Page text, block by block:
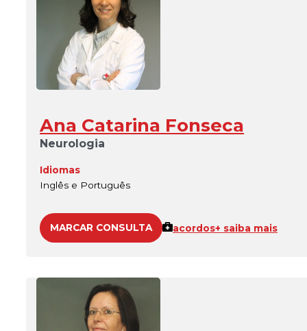
Ana Catarina Fonseca
Neurologia
Idiomas
Inglês e Português
MARCAR CONSULTA acordos+ saiba mais